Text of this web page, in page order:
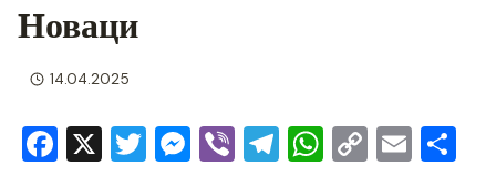
Новаци
14.04.2025
F X T M Vi T W C E